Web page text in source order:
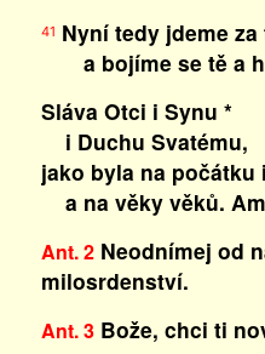
41 Nyní tedy jdeme
a bojíme se tě a
Sláva Otci i Synu *
i Duchu Svatému,
jako byla na
a na věky věků.
Ant. 2Neodnímej od
milosrdenství.
Ant. 3Bože, chci ti